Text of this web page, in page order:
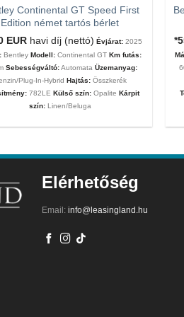
Continental GT Speed First
Edition német tartós bérlet
EUR havi díj (nettó) Évjárat: 2025
Bentley Modell: Continental GTKm futás:
Sebességváltó:AutomataÜzemanyag:
Plug-In-Hybrid Hajtás:Összkerék
782LE Külső szín: Opalite Kárpit
szín:Linen/Beluga
Elérhetőség
Email: info@leasingland.hu